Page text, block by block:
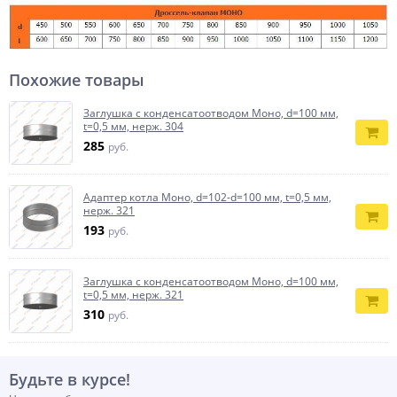
Похожие товары
Заглушка с конденсатоотводом Моно, d=100 мм,
t=0,5 мм, нерж. 304
285 руб.
Адаптер котла Моно, d=102-d=100 мм, t=0,5 мм,
нерж. 321
193 руб.
Заглушка с конденсатоотводом Моно, d=100 мм,
t=0,5 мм, нерж. 321
310 руб.
Будьте в курсе!